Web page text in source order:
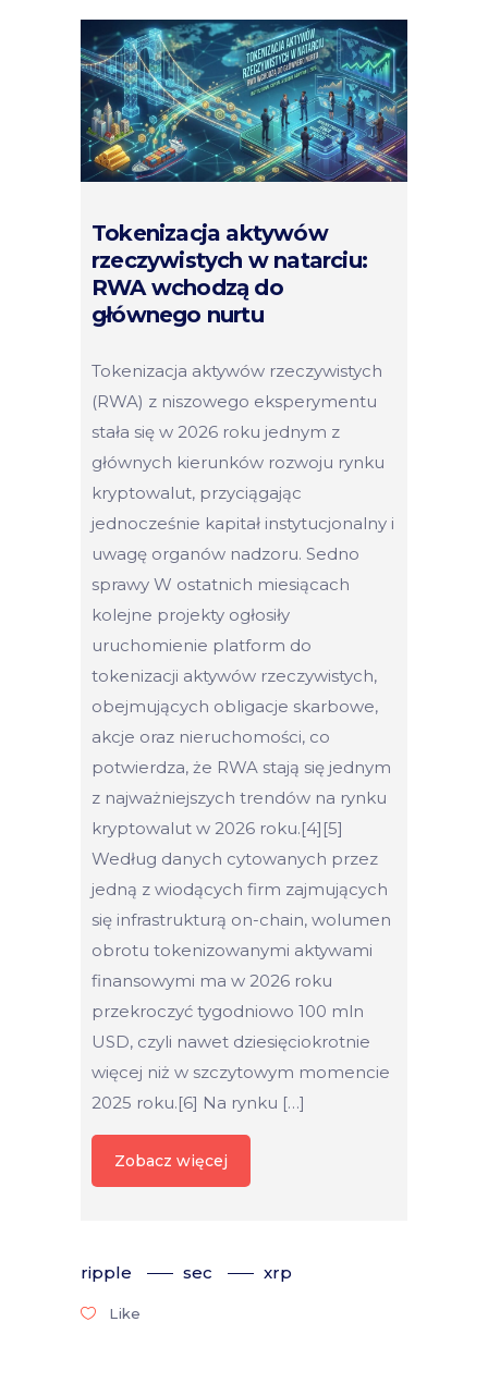
Tokenizacja aktywów
rzeczywistych w natarciu:
RWA wchodzą do
głównego nurtu
Tokenizacja aktywów rzeczywistych
(RWA) z niszowego eksperymentu
stała się w 2026 roku jednym z
głównych kierunków rozwoju rynku
kryptowalut, przyciągając
jednocześnie kapitał instytucjonalny i
uwagę organów nadzoru. Sedno
sprawy W ostatnich miesiącach
kolejne projekty ogłosiły
uruchomienie platform do
tokenizacji aktywów rzeczywistych,
obejmujących obligacje skarbowe,
akcje oraz nieruchomości, co
potwierdza, że RWA stają się jednym
z najważniejszych trendów na rynku
kryptowalut w 2026 roku.[4][5]
Według danych cytowanych przez
jedną z wiodących firm zajmujących
się infrastrukturą on-chain, wolumen
obrotu tokenizowanymi aktywami
finansowymi ma w 2026 roku
przekroczyć tygodniowo 100 mln
USD, czyli nawet dziesięciokrotnie
więcej niż w szczytowym momencie
2025 roku.[6] Na rynku […]
Zobacz więcej
ripple sec xrp
Like